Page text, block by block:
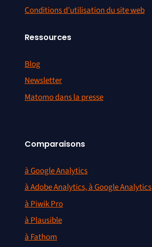
Conditions d’utilisation du site web
Ressources
Blog
Newsletter
Matomo dans la presse
Comparaisons
à Google Analytics
à Adobe Analytics, à Google Analytics
à Piwik Pro
à Plausible
à Fathom